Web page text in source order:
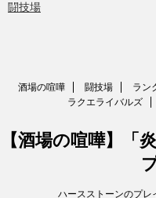
闘技場
酒場の喧嘩 闘技場 ラン
ラクエライバルズ
【酒場の喧嘩】「
ハースストーンのプレ